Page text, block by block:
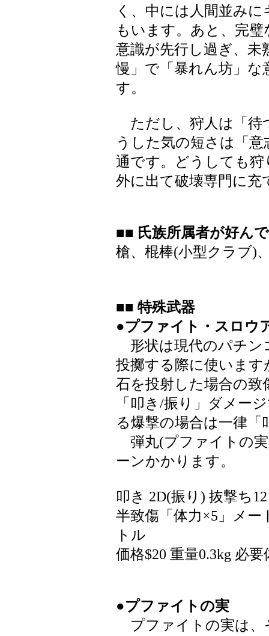
く、中には人間並み
もいます。あと、完
意識が先行し過ぎ、未
慢」で「暴れん坊」
す。
ただし、狩人は「待
うした気の短さは「
通です。どうしても
外に出て破壊専門に
■■ 氏族所属者が好ん
槍、棍棒(小型クラブ)
■■ 特殊武器
●プファイト・スロウ
形状は現代のパチン
投擲する際に使いま
石を投射した場合の致
「叩き/振り」ダメー
る爆撃の場合は一律
弾丸(プファイトの
ーンかかります。
叩き 2D(振り) 抜撃ち
半致傷「体力×5」メー
トル
価格$20 重量0.3kg 必要
●プファイトの実
プファイトの実は、